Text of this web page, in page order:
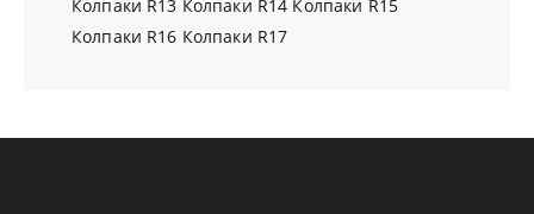
Колпаки R13 Колпаки R14 Колпаки R15
Колпаки R16 Колпаки R17